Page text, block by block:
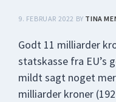
9. FEBRUAR 2022 BY TINA
Godt 11 milliarder
statskasse fra EU’s
mildt sagt noget
milliarder kroner